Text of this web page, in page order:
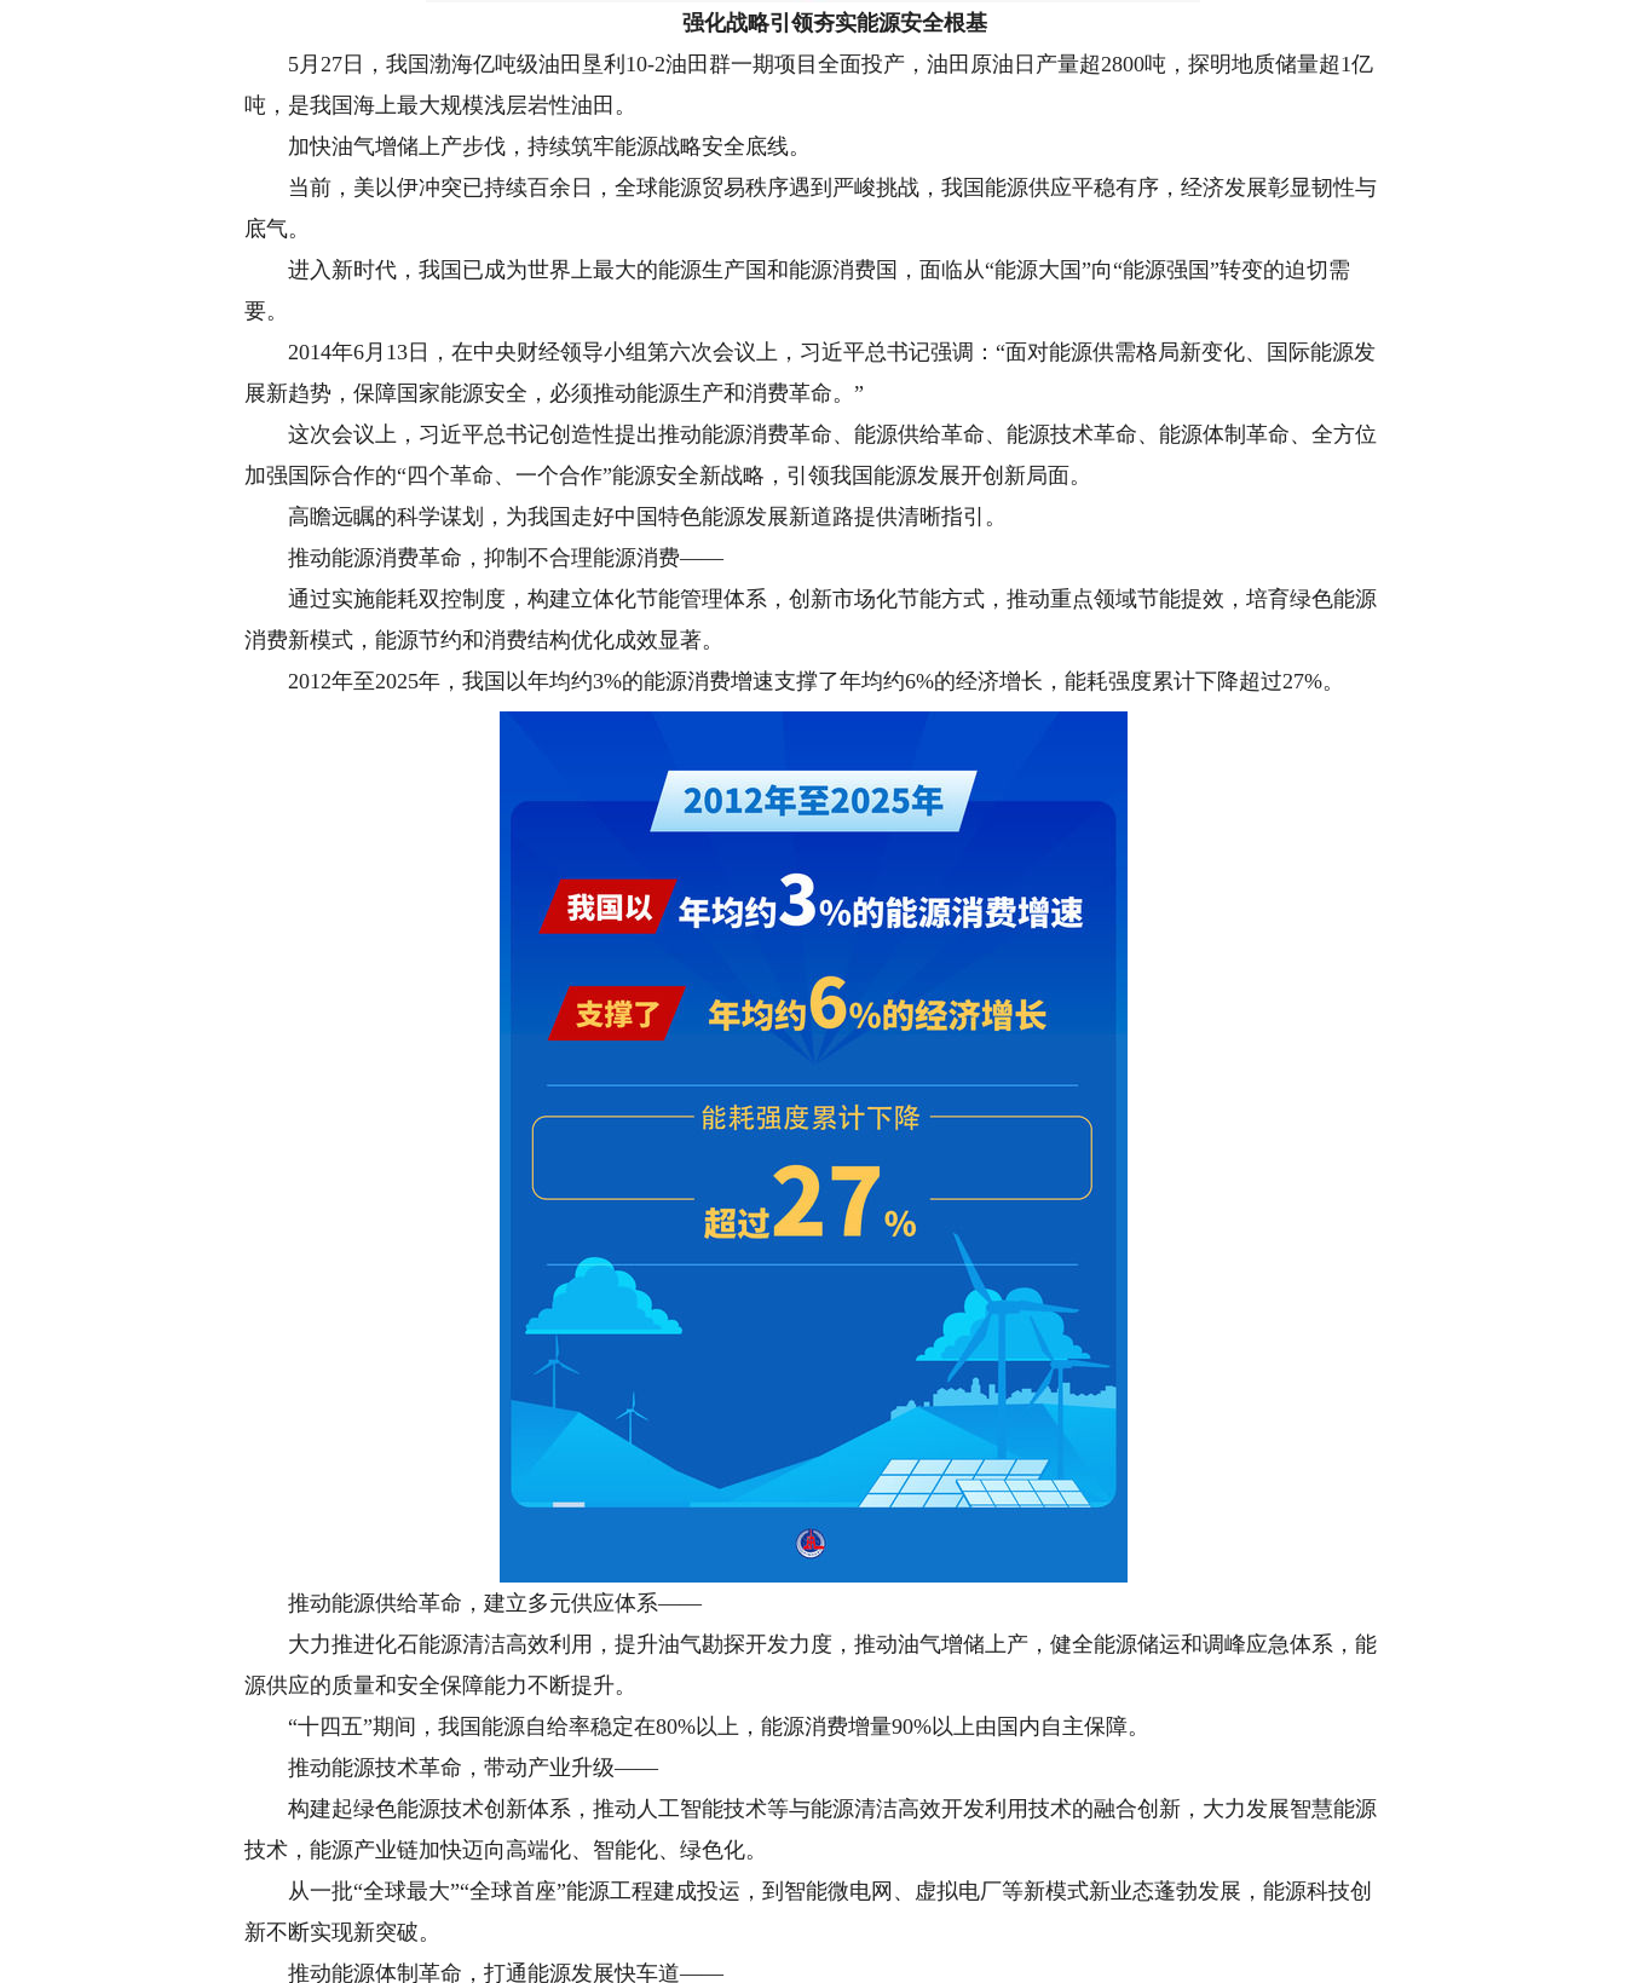
强化战略引领夯实能源安全根基
5月27日，我国渤海亿吨级油田垦利10-2油田群一期项目全面投产，油田原油日产量超2800吨，探明地质储量超1亿
吨，是我国海上最大规模浅层岩性油田。
加快油气增储上产步伐，持续筑牢能源战略安全底线。
当前，美以伊冲突已持续百余日，全球能源贸易秩序遇到严峻挑战，我国能源供应平稳有序，经济发展彰显韧性与
底气。
进入新时代，我国已成为世界上最大的能源生产国和能源消费国，面临从“能源大国”向“能源强国”转变的迫切需
要。
2014年6月13日，在中央财经领导小组第六次会议上，习近平总书记强调：“面对能源供需格局新变化、国际能源发
展新趋势，保障国家能源安全，必须推动能源生产和消费革命。”
这次会议上，习近平总书记创造性提出推动能源消费革命、能源供给革命、能源技术革命、能源体制革命、全方位
加强国际合作的“四个革命、一个合作”能源安全新战略，引领我国能源发展开创新局面。
高瞻远瞩的科学谋划，为我国走好中国特色能源发展新道路提供清晰指引。
推动能源消费革命，抑制不合理能源消费——
通过实施能耗双控制度，构建立体化节能管理体系，创新市场化节能方式，推动重点领域节能提效，培育绿色能源
消费新模式，能源节约和消费结构优化成效显著。
2012年至2025年，我国以年均约3%的能源消费增速支撑了年均约6%的经济增长，能耗强度累计下降超过27%。
推动能源供给革命，建立多元供应体系——
大力推进化石能源清洁高效利用，提升油气勘探开发力度，推动油气增储上产，健全能源储运和调峰应急体系，能
源供应的质量和安全保障能力不断提升。
“十四五”期间，我国能源自给率稳定在80%以上，能源消费增量90%以上由国内自主保障。
推动能源技术革命，带动产业升级——
构建起绿色能源技术创新体系，推动人工智能技术等与能源清洁高效开发利用技术的融合创新，大力发展智慧能源
技术，能源产业链加快迈向高端化、智能化、绿色化。
从一批“全球最大”“全球首座”能源工程建成投运，到智能微电网、虚拟电厂等新模式新业态蓬勃发展，能源科技创
新不断实现新突破。
推动能源体制革命，打通能源发展快车道——